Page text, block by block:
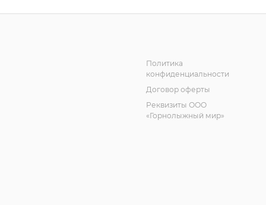
Политика
конфиденциальности
Договор оферты
Реквизиты ООО
«Горнолыжный мир»